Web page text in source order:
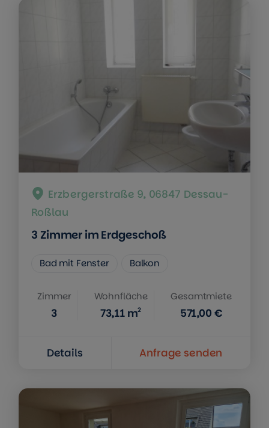
Erzbergerstraße 9, 06847 Dessau-
Roßlau
3 Zimmer im Erdgeschoß
Bad mit Fenster Balkon
Zimmer
3
Wohnfläche
73,11m2
Gesamtmiete
571,00 €
Details Anfrage senden